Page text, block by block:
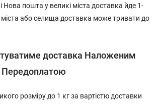
Нова пошта у великі міста доставка йде 1-
міста або селища доставка може тривати до
доставка Наложеним
розміру до 1 кг за вартістю доставки